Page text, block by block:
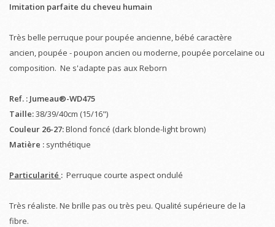
Imitation parfaite du cheveu humain
Très belle perruque pour poupée ancienne, bébé caractère
ancien, poupée - poupon ancien ou moderne, poupée porcelaine ou
composition. Ne s'adapte pas aux Reborn
Ref. : Jumeau®-WD475
Taille:38/39/40cm (15/16")
Couleur 26-27:Blond foncé (dark blonde-light brown)
Matière : synthétique
Particularité : Perruque courte aspect ondulé
Très réaliste. Ne brille pas ou très peu. Qualité supérieure de la
fibre.